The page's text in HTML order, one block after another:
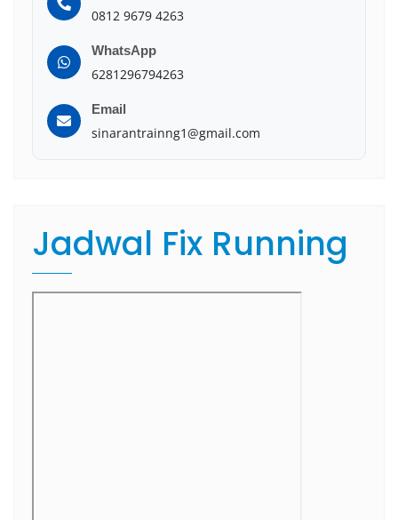
0812 9679 4263
WhatsApp
6281296794263
Email
sinarantrainng1@gmail.com
Jadwal Fix Running